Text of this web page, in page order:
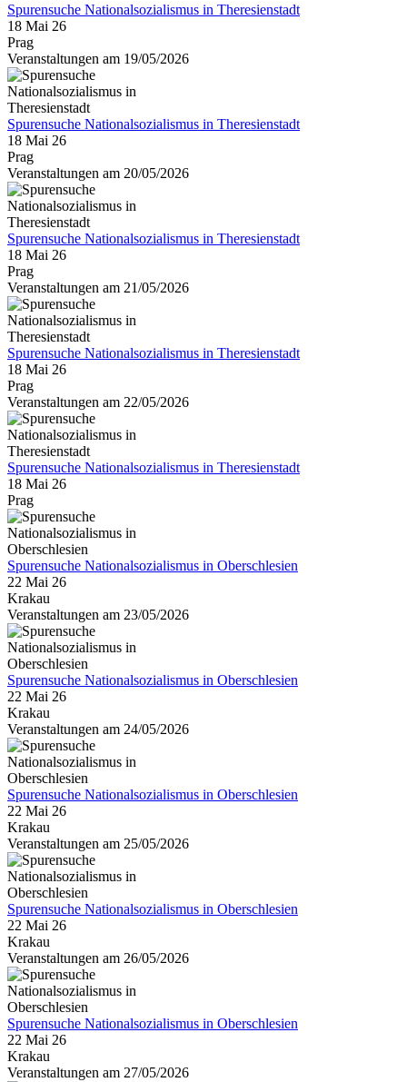
Spurensuche Nationalsozialismus in Theresienstadt
18 Mai 26
Prag
Veranstaltungen am 19/05/2026
Spurensuche Nationalsozialismus in Theresienstadt
18 Mai 26
Prag
Veranstaltungen am 20/05/2026
Spurensuche Nationalsozialismus in Theresienstadt
18 Mai 26
Prag
Veranstaltungen am 21/05/2026
Spurensuche Nationalsozialismus in Theresienstadt
18 Mai 26
Prag
Veranstaltungen am 22/05/2026
Spurensuche Nationalsozialismus in Theresienstadt
18 Mai 26
Prag
Spurensuche Nationalsozialismus in Oberschlesien
22 Mai 26
Krakau
Veranstaltungen am 23/05/2026
Spurensuche Nationalsozialismus in Oberschlesien
22 Mai 26
Krakau
Veranstaltungen am 24/05/2026
Spurensuche Nationalsozialismus in Oberschlesien
22 Mai 26
Krakau
Veranstaltungen am 25/05/2026
Spurensuche Nationalsozialismus in Oberschlesien
22 Mai 26
Krakau
Veranstaltungen am 26/05/2026
Spurensuche Nationalsozialismus in Oberschlesien
22 Mai 26
Krakau
Veranstaltungen am 27/05/2026